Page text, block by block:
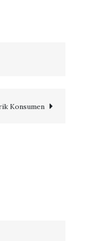
Konsumen